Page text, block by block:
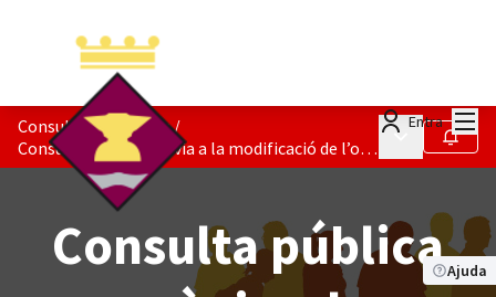
Entra
Consultes públiques/
Consulta pública prèvia a la modificació de l’ordenança municipal reguladora del mercat de venda no sedentària.
Menú Seguir
Ajuda
Consulta pública